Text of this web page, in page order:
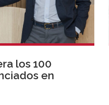
los 100
en